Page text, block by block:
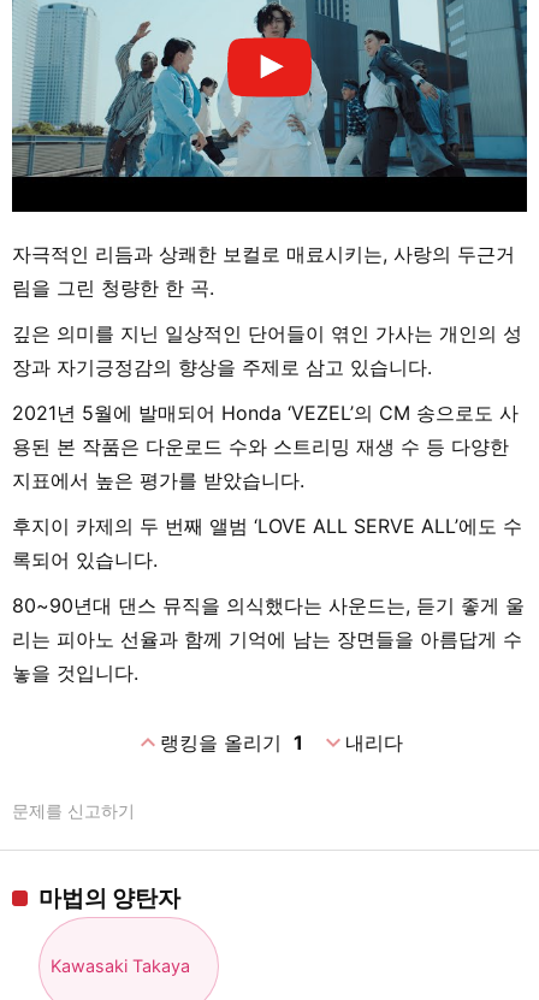
자극적인 리듬과 상쾌한 보컬로 매료시키는, 사랑의 두근거
림을 그린 청량한 한 곡.
깊은 의미를 지닌 일상적인 단어들이 엮인 가사는 개인의 성
장과 자기긍정감의 향상을 주제로 삼고 있습니다.
2021년 5월에 발매되어 Honda ‘VEZEL’의 CM 송으로도 사
용된 본 작품은 다운로드 수와 스트리밍 재생 수 등 다양한
지표에서 높은 평가를 받았습니다.
후지이 카제의 두 번째 앨범 ‘LOVE ALL SERVE ALL’에도 수
록되어 있습니다.
80~90년대 댄스 뮤직을 의식했다는 사운드는, 듣기 좋게 울
리는 피아노 선율과 함께 기억에 남는 장면들을 아름답게 수
놓을 것입니다.
expand_less랭킹을 올리기 1 expand_more내리다
문제를 신고하기
마법의 양탄자
Kawasaki Takaya